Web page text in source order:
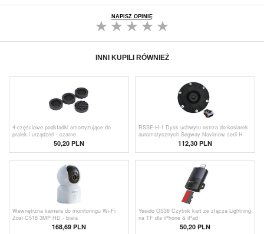
NAPISZ OPINIĘ
INNI KUPILI RÓWNIEŻ
4-częściowe podkładki amortyzujące do
pralek i urządzeń - czarne
50,20 PLN
RSSE-H-1 Dysk uchwytu ostrza do kosiarek
automatycznych Segway Navimow serii H
112,30 PLN
Wewnętrzna kamera do monitoringu Wi-Fi
Zosi C518 3MP HD - biała
168,69 PLN
Yesido GS38 Czytnik kart ze złącza Lightning
na TF dla iPhone & iPad
50,20 PLN